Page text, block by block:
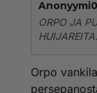
ORPO JA
Orpo